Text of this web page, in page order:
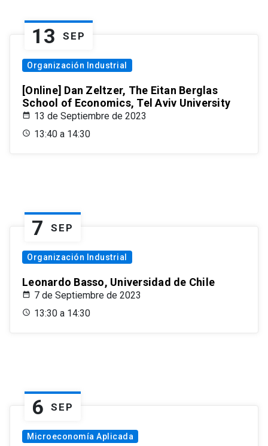
13 SEP
Organización Industrial
[Online] Dan Zeltzer, The Eitan Berglas
School of Economics, Tel Aviv University
13 de Septiembre de 2023
13:40 a 14:30
7 SEP
Organización Industrial
Leonardo Basso, Universidad de Chile
7 de Septiembre de 2023
13:30 a 14:30
6 SEP
Microeconomía Aplicada